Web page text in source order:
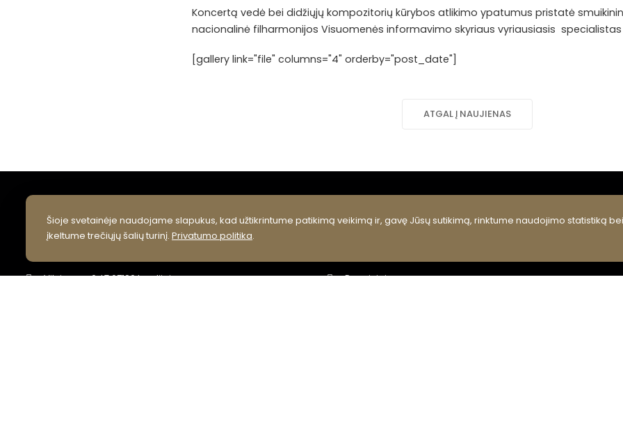
Koncertą vedė bei didžiųjų kompozitorių kūrybos atlikimo ypatumus pristatė
nacionalinė filharmonijos Visuomenės informavimo skyriaus vyriausiasis specialistas
[gallery link="file" columns="4" orderby="post_date"]
ATGAL Į NAUJIENAS
KONTAKTAI
Vilniaus g. 6, LT 67106 Lazdijai
RUBRIKOS
Renginiai
Šioje svetainėje naudojame slapukus, kad užtikrintume patikimą veikimą ir, gavę Jūsų sutikimą, rinktume naudojimo statistiką bei
įkeltume trečiųjų šalių turinį. Privatumo politika.